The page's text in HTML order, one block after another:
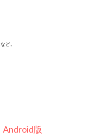
など。
Android版